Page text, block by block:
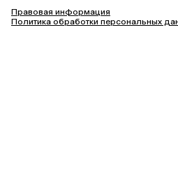
Правовая информация
Политика обработки персональных